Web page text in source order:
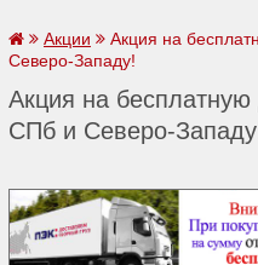
Акции
Акция на
Северо-Западу!
Акция на бесплатную
СПб и Северо-